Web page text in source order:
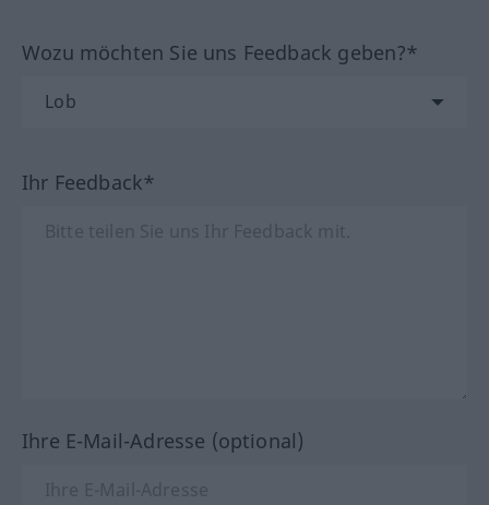
Wozu möchten Sie uns Feedback geben?*
Ihr Feedback*
Ihre E-Mail-Adresse (optional)